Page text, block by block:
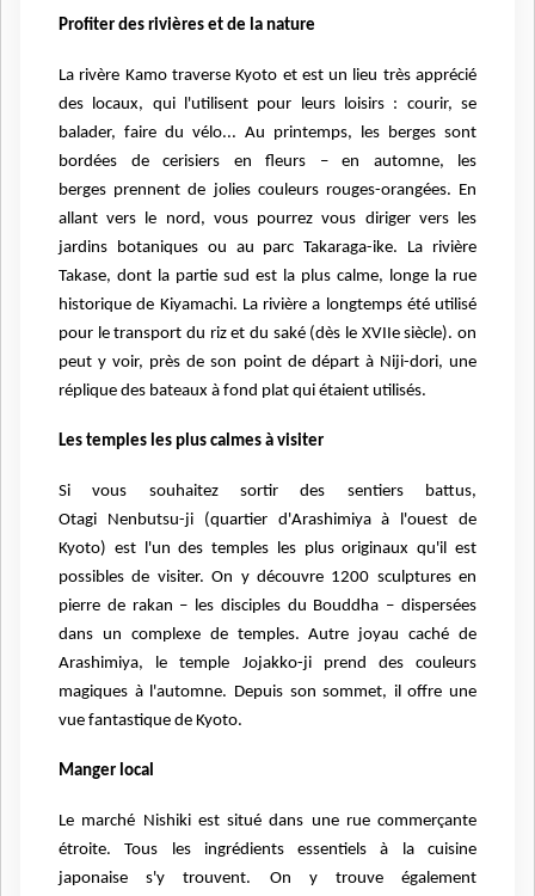
Profiter des rivières et de la nature
La rivère Kamo traverse Kyoto et est un lieu très apprécié
des locaux, qui l'utilisent pour leurs loisirs : courir, se
balader, faire du vélo... Au printemps, les berges sont
bordées de cerisiers en fleurs – en automne, les
berges prennent de jolies couleurs rouges-orangées. En
allant vers le nord, vous pourrez vous diriger vers les
jardins botaniques ou au parc Takaraga-ike. La rivière
Takase, dont la partie sud est la plus calme, longe la rue
historique de Kiyamachi. La rivière a longtemps été utilisé
pour le transport du riz et du saké (dès le XVIIe siècle). on
peut y voir, près deson point de départ à Niji-dori, une
réplique des bateaux à fond plat qui étaient utilisés.
Les temples les plus calmes à visiter
Si vous souhaitez sortir des sentiers battus,
Otagi
Nenbutsu-ji (quartier d'Arashimiya à l'ouest de
Kyoto) est l'un des temples les plusoriginaux qu'il est
possibles de visiter. On y découvre 1200 sculptures en
pierre de rakan – les disciples du Bouddha – dispersées
dans un complexe de temples. Autre joyau caché de
Arashimiya, le temple Jojakko-ji prend des couleurs
magiques à l'automne. Depuis sonsommet, il offre une
vue fantastique de Kyoto.
Manger local
Le marché Nishiki est situé dans une rue commerçante
étroite. Tous les ingrédients essentiels à la cuisine
japonaise s'y trouvent. On y trouve également